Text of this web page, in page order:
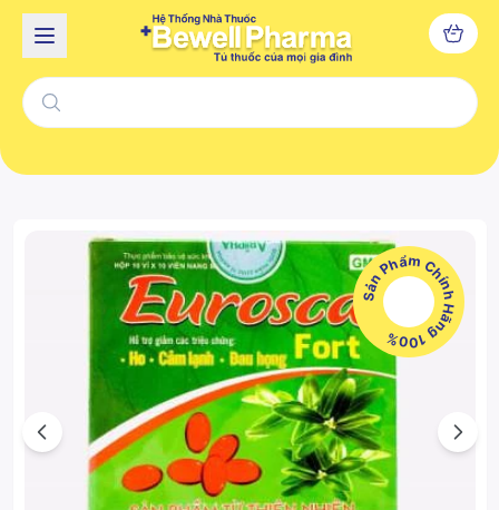
Sản Phẩm Chính Hãng 100%
Previous Next